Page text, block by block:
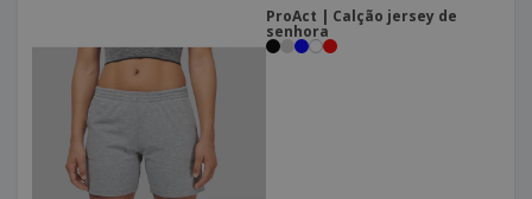
ProAct | Calção jersey de
senhora